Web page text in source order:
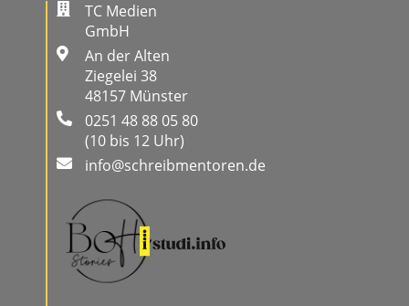
TC Medien
GmbH
An der Alten
Ziegelei 38
48157 Münster
0251 48 88 05 80
(10 bis 12 Uhr)
info@schreibmentoren.de